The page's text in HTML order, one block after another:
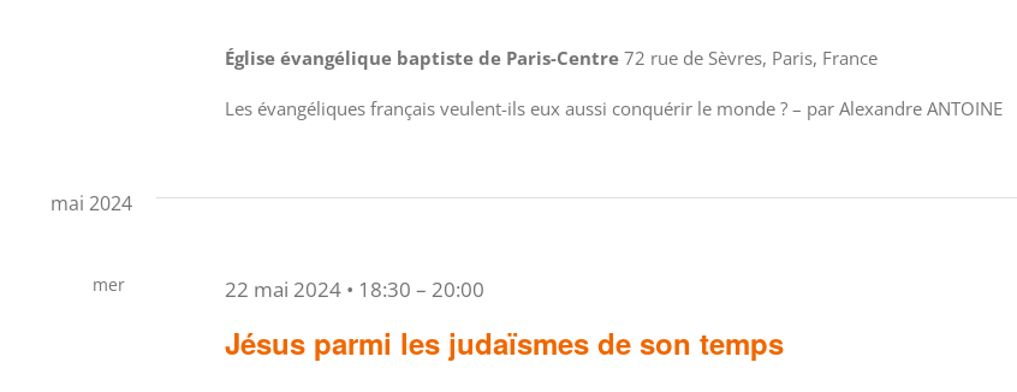
Église évangélique baptiste de Paris-Centre72 rue de Sèvres, Paris, France
Les évangéliques français veulent-ils eux aussi conquérir le monde ? – par Alexandre ANTOINE
mai 2024
mer
Jésus parmi les judaïsmes de son temps
22 mai 2024 • 18:30 – 20:00